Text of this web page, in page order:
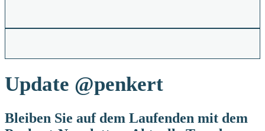
Update @penkert
Bleiben Sie auf dem Laufenden mit dem